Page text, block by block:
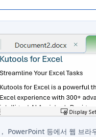
PowerPoint 등에서 웹 브라